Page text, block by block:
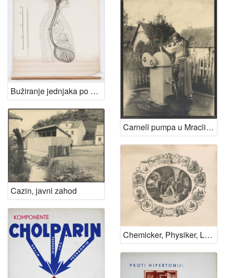
Bužiranje jednjaka po Tuckeru
Carnell pumpa u Mraclinu
Cazin, javni zahod
Chemicker, Physiker, Luftfahrer etc. / Kemičar, fizičar, aeronautičar itd.